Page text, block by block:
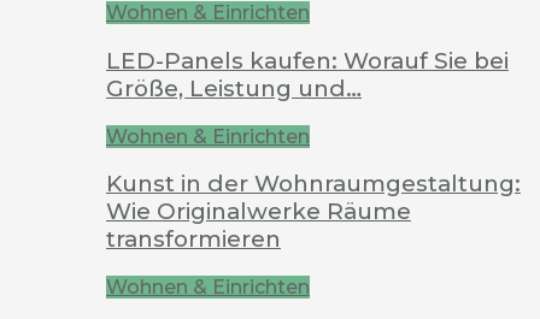
Wohnen & Einrichten
LED-Panels kaufen: Worauf Sie bei
Größe, Leistung und…
Wohnen & Einrichten
Kunst in der Wohnraumgestaltung:
Wie Originalwerke Räume
transformieren
Wohnen & Einrichten